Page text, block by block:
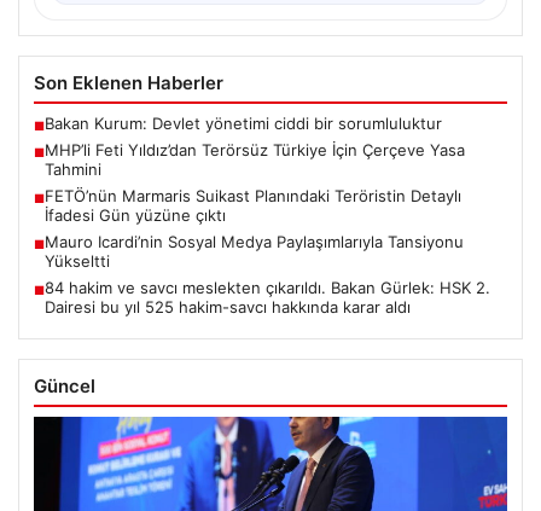
Son Eklenen Haberler
■Bakan Kurum: Devlet yönetimi ciddi bir sorumluluktur
■MHP’li Feti Yıldız’dan Terörsüz Türkiye İçin Çerçeve Yasa
Tahmini
■FETÖ’nün Marmaris Suikast Planındaki Teröristin Detaylı
İfadesi Gün yüzüne çıktı
■Mauro Icardi’nin Sosyal Medya Paylaşımlarıyla Tansiyonu
Yükseltti
■84 hakim ve savcı meslekten çıkarıldı. Bakan Gürlek: HSK 2.
Dairesi bu yıl 525 hakim-savcı hakkında karar aldı
Güncel